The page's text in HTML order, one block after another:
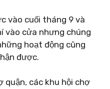
vào cuối tháng 9 và
vào cửa nhưng chúng
hoạt động cũng
được.
quận, các khu hội chợ